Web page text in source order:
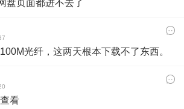
盘页面都进不去了
光纤，这两天根本下载不了东西。
看